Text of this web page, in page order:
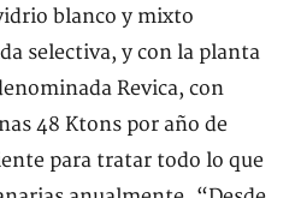
blanco y mixto
selectiva, y con la planta
Revica, con
48 Ktons por año de
para tratar todo lo que